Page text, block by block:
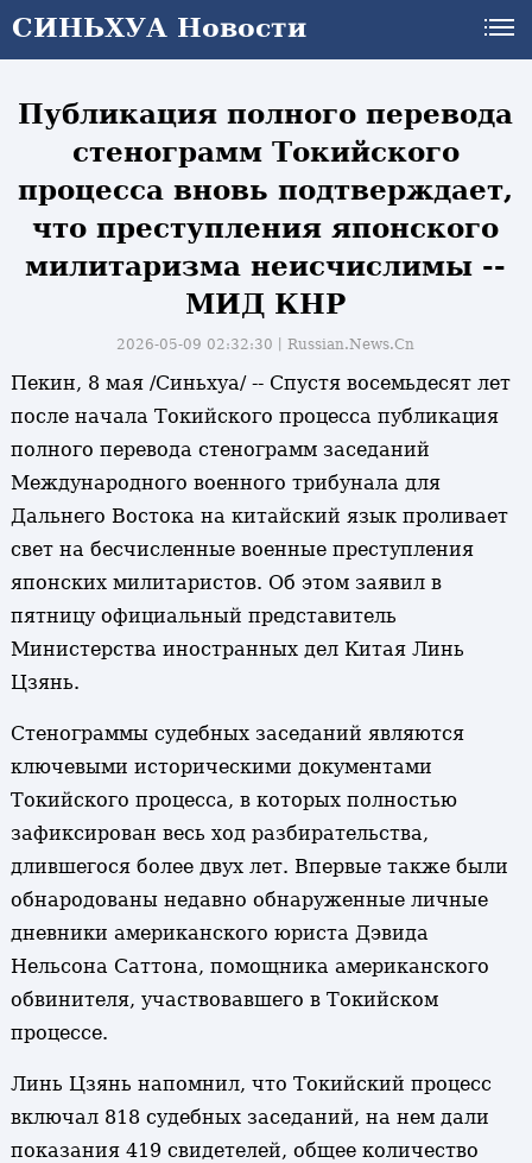
СИНЬХУА Новости
СИНЬХУА Новости
Публикация полного перевода
стенограмм Токийского
процесса вновь подтверждает,
что преступления японского
милитаризма неисчислимы --
МИД КНР
2026-05-09 02:32:30丨Russian.News.Cn
Пекин, 8 мая /Синьхуа/ -- Спустя восемьдесят лет
после начала Токийского процесса публикация
полного перевода стенограмм заседаний
Международного военного трибунала для
Дальнего Востока на китайский язык проливает
свет на бесчисленные военные преступления
японских милитаристов. Об этом заявил в
пятницу официальный представитель
Министерства иностранных дел Китая Линь
Цзянь.
Стенограммы судебных заседаний являются
ключевыми историческими документами
Токийского процесса, в которых полностью
зафиксирован весь ход разбирательства,
длившегося более двух лет. Впервые также были
обнародованы недавно обнаруженные личные
дневники американского юриста Дэвида
Нельсона Саттона, помощника американского
обвинителя, участвовавшего в Токийском
процессе.
Линь Цзянь напомнил, что Токийский процесс
включал 818 судебных заседаний, на нем дали
показания 419 свидетелей, общее количество